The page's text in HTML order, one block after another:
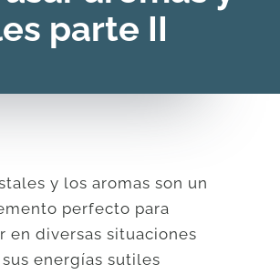
parte II
y los aromas son un
perfecto para
en diversas situaciones
energías sutiles